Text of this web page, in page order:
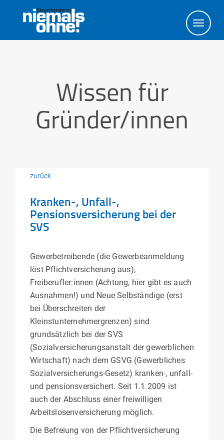
Wissen für
Gründer/innen
zurück
Kranken-, Unfall-,
Pensionsversicherung bei der
SVS
Gewerbetreibende (die Gewerbeanmeldung
löst Pflichtversicherung aus),
Freiberufler:innen (Achtung, hier gibt es auch
Ausnahmen!) und Neue Selbständige (erst
bei Überschreiten der
Kleinstunternehmergrenzen) sind
grundsätzlich bei der SVS
(Sozialversicherungsanstalt der gewerblichen
Wirtschaft) nach dem GSVG (Gewerbliches
Sozialversicherungs-Gesetz) kranken-, unfall-
und pensionsversichert. Seit 1.1.2009 ist
auch der Abschluss einer freiwilligen
Arbeitslosenversicherung möglich.
Die Befreiung von der Pflichtversicherung